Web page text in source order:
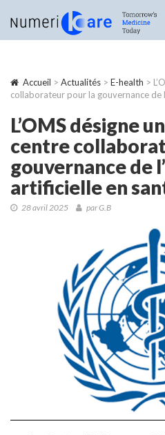
Accueil > Actualités > E-health >
collaborateur pour la gouvernance de
L’OMS désigne
centre
gouvernance de
artificielle en
28 avril 2025 par G.B